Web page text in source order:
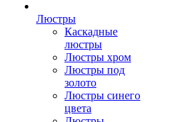
Люстры
Каскадные
люстры
Люстры хром
Люстры под
золото
Люстры синего
цвета